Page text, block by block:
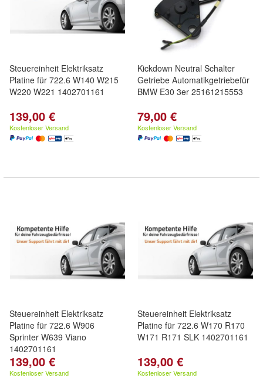
Steuereinheit Elektriksatz
Platine für 722.6 W140 W215
W220 W221 1402701161
139,00 €
Kostenloser Versand
Kickdown Neutral Schalter
Getriebe Automatikgetriebefür
BMW E30 3er 25161215553
79,00 €
Kostenloser Versand
Steuereinheit Elektriksatz
Platine für 722.6 W906
Sprinter W639 Viano
1402701161
139,00 €
Kostenloser Versand
Steuereinheit Elektriksatz
Platine für 722.6 W170 R170
W171 R171 SLK 1402701161
139,00 €
Kostenloser Versand